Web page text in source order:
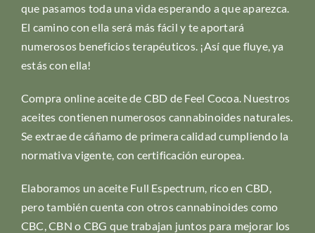
que pasamos toda una vida esperando a que aparezca.
El camino con ella será más fácil y te aportará
numerosos beneficios terapéuticos. ¡Así que fluye, ya
estás con ella!
Compra online aceite de CBD de Feel Cocoa. Nuestros
aceites contienen numerosos cannabinoides naturales.
Se extrae de cáñamo de primera calidad cumpliendo la
normativa vigente, con certificación europea.
Elaboramos un aceite Full Espectrum, rico en CBD,
pero también cuenta con otros cannabinoides como
CBC, CBN o CBG que trabajan juntos para mejorar los